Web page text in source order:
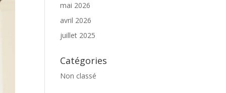
mai 2026
avril 2026
juillet 2025
Catégories
Non classé